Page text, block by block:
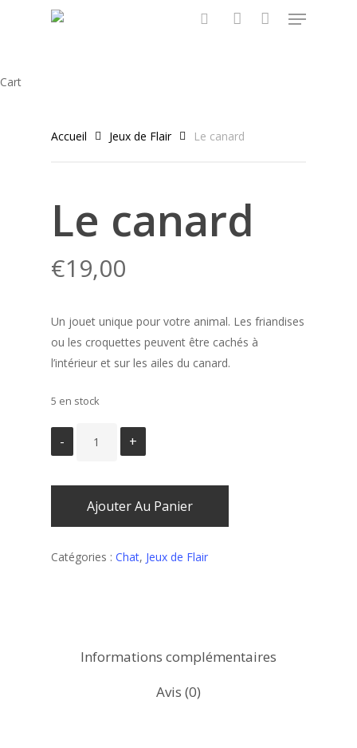
Menu
CartClose
Accueil Jeux de Flair Le canard
Le canard
€19,00
Un jouet unique pour votre animal. Les friandises
ou les croquettes peuvent être cachés à
l’intérieur et sur les ailes du canard.
5 en stock
Ajouter Au Panier
Catégories : Chat, Jeux de Flair
Informations complémentaires
Avis (0)